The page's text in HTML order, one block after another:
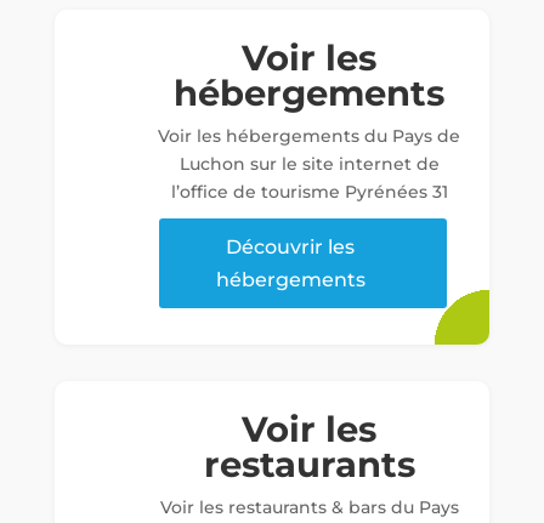
Voir les
hébergements
Voir les hébergements du Pays de
Luchon sur le site internet de
l’office de tourisme Pyrénées 31
Découvrir les
hébergements
Voir les
restaurants
Voir les restaurants & bars du Pays